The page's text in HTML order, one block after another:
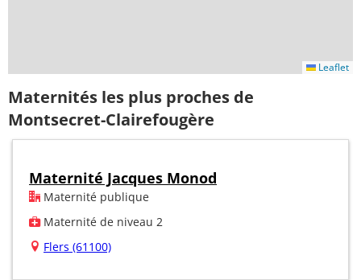
Leaflet
Maternités les plus proches de
Montsecret-Clairefougère
Maternité Jacques Monod
Maternité publique
Maternité de niveau 2
Flers (61100)